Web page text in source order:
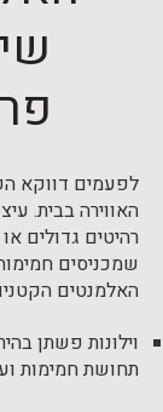
לפעמים דווקא
האווירה בבית.
רהיטים גדולים
שמכניסים
האלמנטים
וילונות פשתן
תחושת חמימות